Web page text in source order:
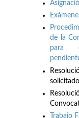
de la
para
Trabajo